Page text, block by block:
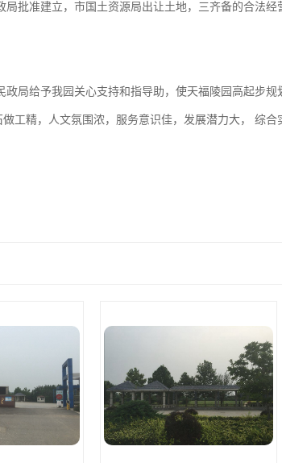
准建立，市国土资源局出让土地，三齐备的合法经
给予我园关心支持和指导助，使天福陵园高起步规
工精，人文氛围浓，服务意识佳，发展潜力大， 综